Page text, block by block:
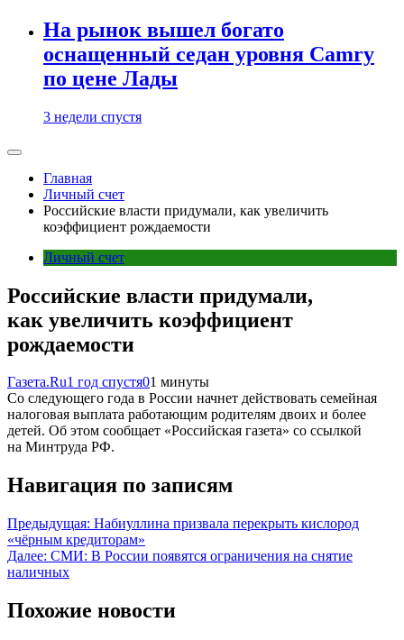
На рынок вышел богато
оснащенный седан уровня Camry
по цене Лады
3 недели спустя
Главная
Личный счет
Российские власти придумали, как увеличить
коэффициент рождаемости
Личный счет
Российские власти придумали,
как увеличить коэффициент
рождаемости
Газета.Ru1 год спустя01 минуты
Со следующего года в России начнет действовать семейная
налоговая выплата работающим родителям двоих и более
детей. Об этом сообщает «Российская газета» со ссылкой
на Минтруда РФ.
Навигация по записям
Предыдущая: Набиуллина призвала перекрыть кислород
«чёрным кредиторам»
Далее: СМИ: В России появятся ограничения на снятие
наличных
Похожие новости